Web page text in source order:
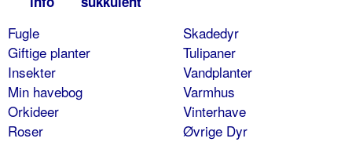
Fugle
Giftige planter
Insekter
Min havebog
Orkideer
Roser
Skadedyr
Tulipaner
Vandplanter
Varmhus
Vinterhave
Øvrige Dyr